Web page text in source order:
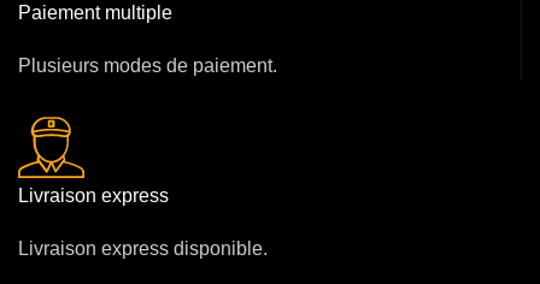
Paiement multiple
Plusieurs modes de paiement.
Livraison express
Livraison express disponible.